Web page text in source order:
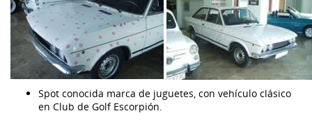
Spot conocida marca de juguetes, con vehículo clásico
en Club de Golf Escorpión.